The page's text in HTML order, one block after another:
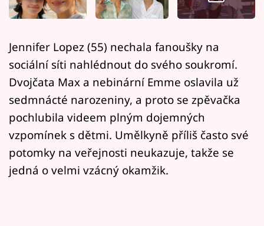
Sledujte nás
Jennifer Lopez (55) nechala fanoušky na
sociální síti nahlédnout do svého soukromí.
Dvojčata Max a nebinární Emme oslavila už
sedmnácté narozeniny, a proto se zpěvačka
pochlubila videem plným dojemných
vzpomínek s dětmi. Umělkyně příliš často své
potomky na veřejnosti neukazuje, takže se
jedná o velmi vzácný okamžik.